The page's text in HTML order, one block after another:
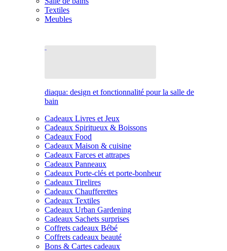
Textiles
Meubles
diaqua: design et fonctionnalité pour la salle de
bain
Cadeaux Livres et Jeux
Cadeaux Spiritueux & Boissons
Cadeaux Food
Cadeaux Maison & cuisine
Cadeaux Farces et attrapes
Cadeaux Panneaux
Cadeaux Porte-clés et porte-bonheur
Cadeaux Tirelires
Cadeaux Chaufferettes
Cadeaux Textiles
Cadeaux Urban Gardening
Cadeaux Sachets surprises
Coffrets cadeaux Bébé
Coffrets cadeaux beauté
Bons & Cartes cadeaux